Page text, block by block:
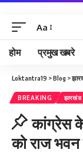
Aa
होम प्रमुख खबरे
Loktantra19 >Blog >
BREAKING झारखंड
कांग्रेस
को राज